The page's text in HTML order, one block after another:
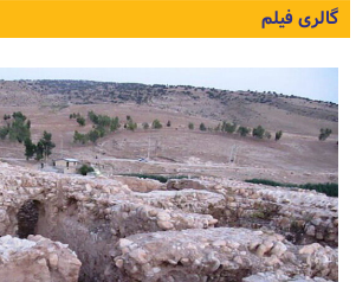
گالری فیلم